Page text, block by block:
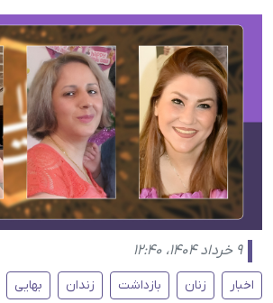
۹ خرداد ۱۴۰۴، ۱۲:۴۰
اخبار زنان بازداشت زندان بهایی